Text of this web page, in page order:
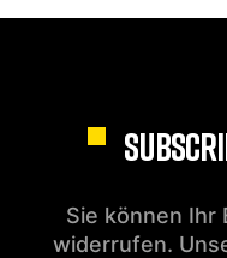
Sie können Ihr
widerrufen.